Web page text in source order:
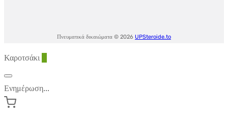
Πνευματικά δικαιώματα © 2026 UPSteroide.to
Καροτσάκι
Ενημέρωση...